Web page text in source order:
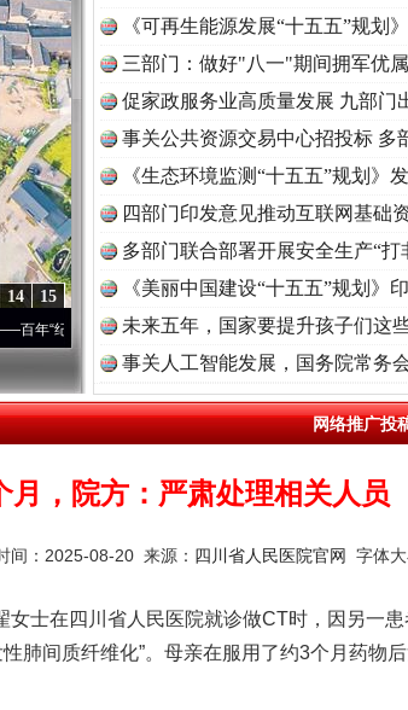
15
14
⑧加强纪律.. ·[视频]牢记初心使命 奋进复兴征程丨“转折之城”
《可再生能源发展“十五五”规划
三部门：做好"八一"期间拥军优
促家政服务业高质量发展 九部门
事关公共资源交易中心招投标 多
《生态环境监测“十五五”规划》
读
四部门印发意见推动互联网基础
多部门联合部署开展安全生产“打
《美丽中国建设“十五五”规划》
未来五年，国家要提升孩子们这
事关人工智能发展，国务院常务
网络推广投
月，院方：严肃处理相关人员
间：2025-08-20 来源： 四川省人民医院官网 字体
在四川省人民医院就诊做CT时，因另一患
肺间质纤维化”。母亲在服用了约3个月药物